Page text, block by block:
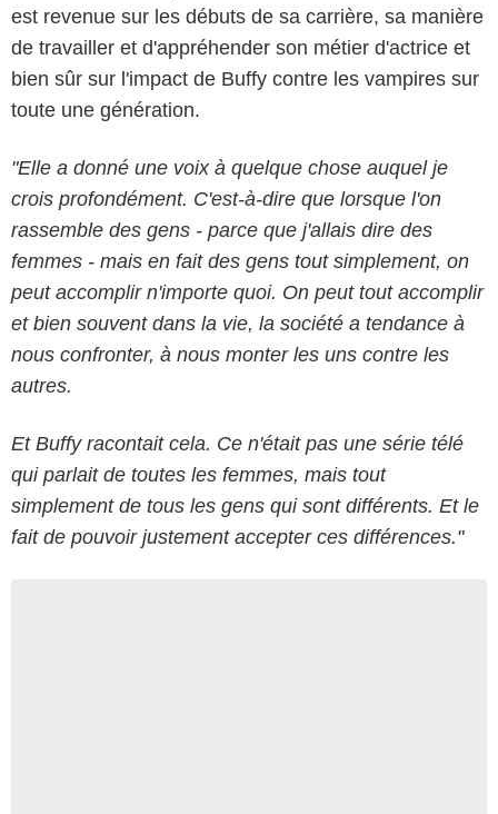
est revenue sur les débuts de sa carrière, sa manière
de travailler et d'appréhender son métier d'actrice et
bien sûr sur l'impact de Buffy contre les vampires sur
toute une génération.
"Elle a donné une voix à quelque chose auquel je
crois profondément. C'est-à-dire que lorsque l'on
rassemble des gens - parce que j'allais dire des
femmes - mais en fait des gens tout simplement, on
peut accomplir n'importe quoi. On peut tout accomplir
et bien souvent dans la vie, la société a tendance à
nous confronter, à nous monter les uns contre les
autres.
Et Buffy racontait cela. Ce n'était pas une série télé
qui parlait de toutes les femmes, mais tout
simplement de tous les gens qui sont différents. Et le
fait de pouvoir justement accepter ces différences."